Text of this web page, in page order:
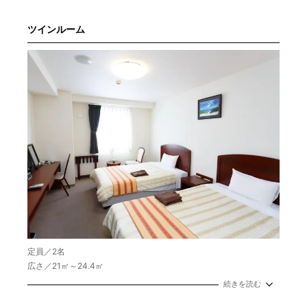
ツインルーム
定員／2名
広さ／21㎡～24.4㎡
続きを読む